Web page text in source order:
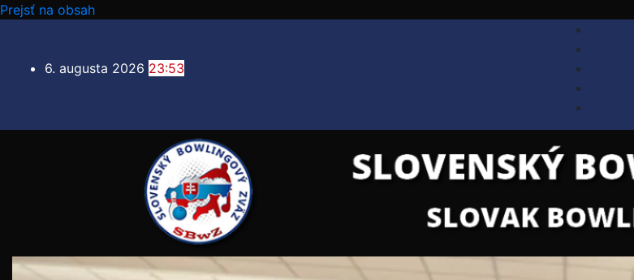
Prejsť na obsah
6. augusta 2026 23:53